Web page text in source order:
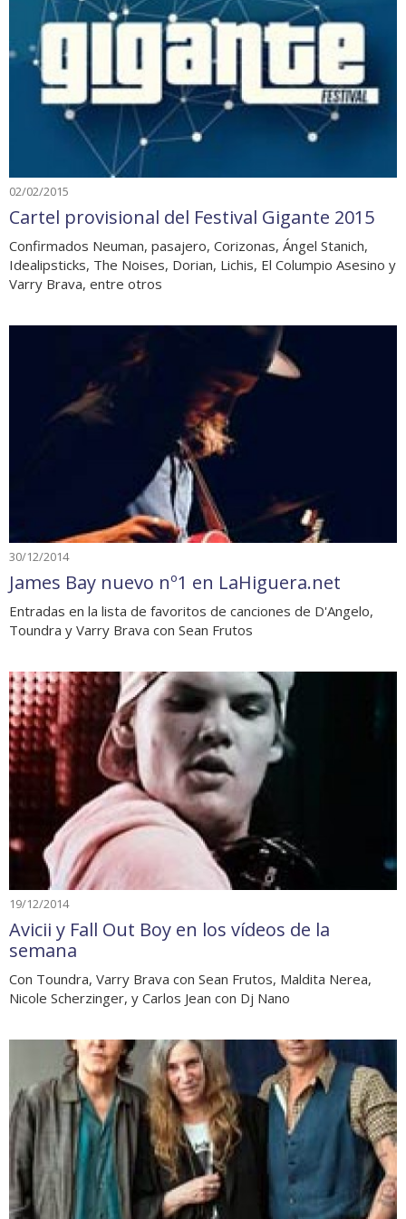
02/02/2015
Cartel provisional del Festival Gigante 2015
Confirmados Neuman, pasajero, Corizonas, Ángel Stanich,
Idealipsticks, The Noises, Dorian, Lichis, El Columpio Asesino y
Varry Brava, entre otros
30/12/2014
James Bay nuevo nº1 en LaHiguera.net
Entradas en la lista de favoritos de canciones de D'Angelo,
Toundra y Varry Brava con Sean Frutos
19/12/2014
Avicii y Fall Out Boy en los vídeos de la
semana
Con Toundra, Varry Brava con Sean Frutos, Maldita Nerea,
Nicole Scherzinger, y Carlos Jean con Dj Nano